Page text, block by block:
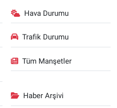
Hava Durumu
Trafik Durumu
Tüm Manşetler
Haber Arşivi